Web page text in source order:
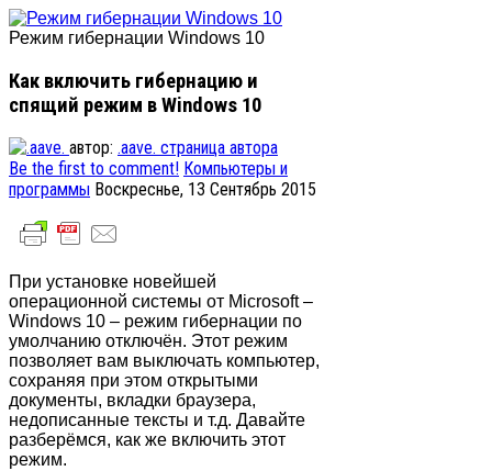
Режим гибернации Windows 10
Как включить гибернацию и
спящий режим в Windows 10
автор: .aave. страница автора
Be the first to comment! Компьютеры и
программы Воскреснье, 13 Сентябрь 2015
При установке новейшей
операционной системы от Microsoft –
Windows 10 – режим гибернации по
умолчанию отключён. Этот режим
позволяет вам выключать компьютер,
сохраняя при этом открытыми
документы, вкладки браузера,
недописанные тексты и т.д. Давайте
разберёмся, как же включить этот
режим.